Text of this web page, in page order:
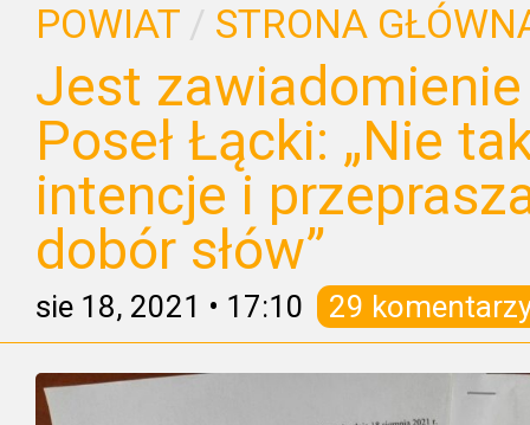
POWIAT / STRONA
Jest
Poseł Łącki: „Nie
intencje i
dobór słów”
sie 18, 2021 • 17:10 29